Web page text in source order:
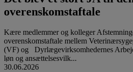
overenskomstaftale
Kære medlemmer og kolleger
overenskomstaftale mellem
(VF) og Dyrlægevirksomhedernes
løn og ansættelsesvilk...
30.06.2026